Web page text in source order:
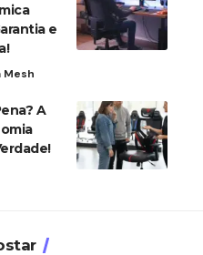
e
Mesh
A